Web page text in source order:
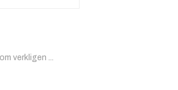
verkligen ...